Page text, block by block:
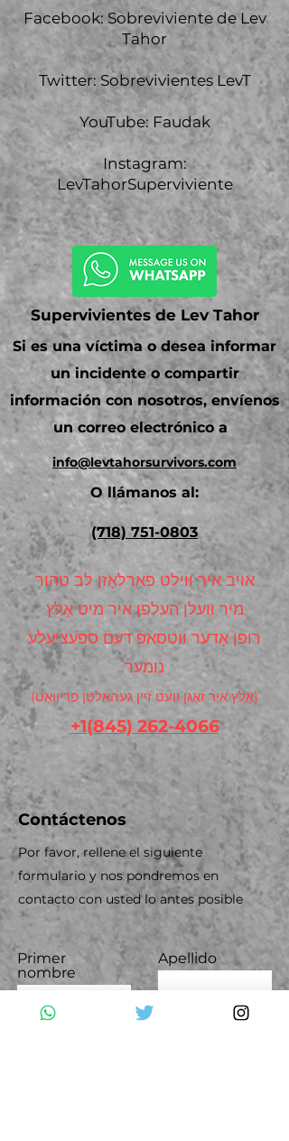
Facebook: Sobreviviente de Lev
Tahor
Twitter: Sobrevivientes LevT
YouTube: Faudak
Instagram:
LevTahorSuperviviente
Supervivientes de Lev Tahor
Si es una víctima o desea informar
un incidente o compartir
información con nosotros, envíenos
un correo electrónico a
info@levtahorsurvivors.com
O llámanos al:
(718) 751-0803
אויב איר ווילט פאַרלאָזן לב טהור
מיר וועלן העלפן איר מיט אַלץ
רופן אָדער ווטסאפ דעם ספּעציעלע
נומער
(אַלץ איר זאָגן וועט זיין געהאלטן פּריוואַט)
+1(845) 262-4066
Contáctenos
Por favor, rellene el siguiente
formulario y nos pondremos en
contacto con usted lo antes posible
Primer
nombre
Apellido